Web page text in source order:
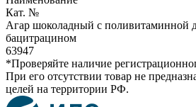
Кат. №
Агар шоколадный с поливитаминной
бацитрацином
63947
*Проверяйте наличие
При его отсутствии товар не
целей на территории РФ.